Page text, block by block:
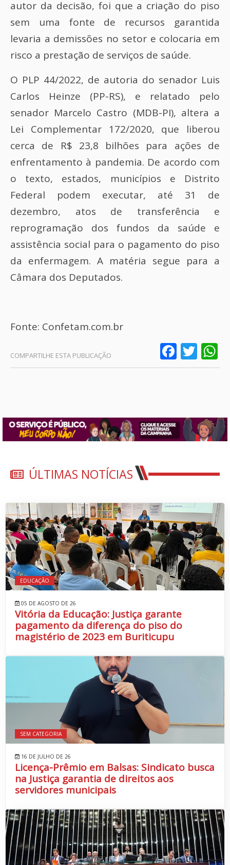
autor da decisão, foi que a criação do piso
sem uma fonte de recursos garantida
levaria a demissões no setor e colocaria em
risco a prestação de serviços de saúde.
O PLP 44/2022, de autoria do senador Luis
Carlos Heinze (PP-RS), e relatado pelo
senador Marcelo Castro (MDB-PI), altera a
Lei Complementar 172/2020, que liberou
cerca de R$ 23,8 bilhões para ações de
enfrentamento à pandemia. De acordo com
o texto, estados, municípios e Distrito
Federal podem executar, até 31 de
dezembro, atos de transferência e
reprogramação dos fundos da saúde e
assistência social para o pagamento do piso
da enfermagem. A matéria segue para a
Câmara dos Deputados.
Fonte: Confetam.com.br
ÚLTIMAS NOTÍCIAS
EDUCAÇÃO
05 DE AGOSTO DE 26
Vitória da Educação: Justiça garante
pagamento da diferença do piso do
magistério de 2023 em Buriticupu
SEM CATEGORIA
16 DE JULHO DE 26
Licença-Prêmio em Balsas: Sindicato busca
na Justiça garantia de direitos aos
servidores municipais